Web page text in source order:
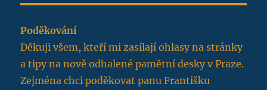
Poděkování
Děkuji všem, kteří mi zasílají ohlasy na stránky
a tipy na nově odhalené pamětní desky v Praze.
Zejména chci poděkovat panu Františku